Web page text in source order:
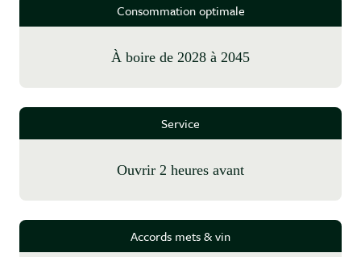
Consommation optimale
à boire de 2028 à 2045
Service
Ouvrir 2 heures avant
Accords mets & vin